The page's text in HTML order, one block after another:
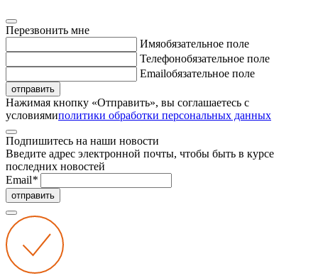
Перезвонить мне
Имяобязательное поле
Телефонобязательное поле
Emailобязательное поле
отправить
Нажимая кнопку «Отправить», вы соглашаетесь с
условиямиполитики обработки персональных данных
Подпишитесь на наши новости
Введите адрес электронной почты, чтобы быть в курсе
последних новостей
Email*
отправить